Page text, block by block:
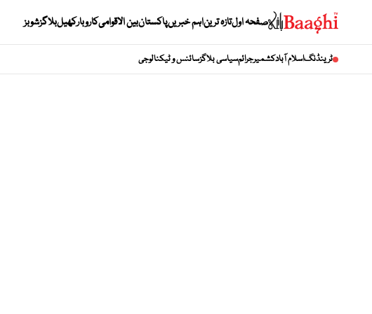
صفحہ اولتازہ تریناہم خبریںپاکستانبین الاقوامیکاروبارکھیلبلاگزشوبز
ٹرینڈنگاسلام آبادکشمیرجرائمسیاسی بلاگزسائنس و ٹیکنالوجی